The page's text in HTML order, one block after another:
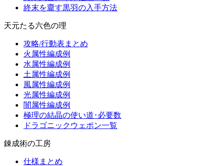
終末を齎す黒羽の入手方法
天元たる六色の理
攻略/行動表まとめ
火属性編成例
水属性編成例
土属性編成例
風属性編成例
光属性編成例
闇属性編成例
極理の結晶の使い道･必要数
ドラゴニックウェポン一覧
錬成術の工房
仕様まとめ